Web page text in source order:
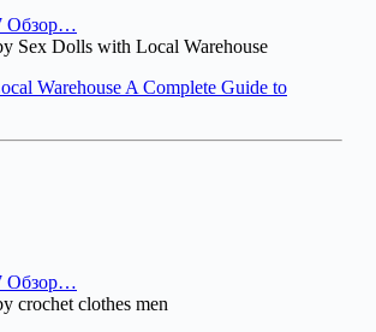
Обзор…
Sex Dolls with Local Warehouse
Warehouse A Complete Guide to
Обзор…
crochet clothes men